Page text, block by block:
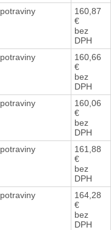
potraviny
160,87
€
bez
DPH
potraviny
160,66
€
bez
DPH
potraviny
160,06
€
bez
DPH
potraviny
161,88
€
bez
DPH
potraviny
164,28
€
bez
DPH